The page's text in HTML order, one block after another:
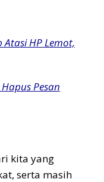
HP Lemot,
Pesan
kita yang
serta masih